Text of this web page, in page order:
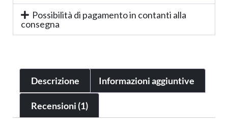
Possibilità di pagamento in contanti alla
consegna
Descrizione Informazioni aggiuntive
Recensioni (1)